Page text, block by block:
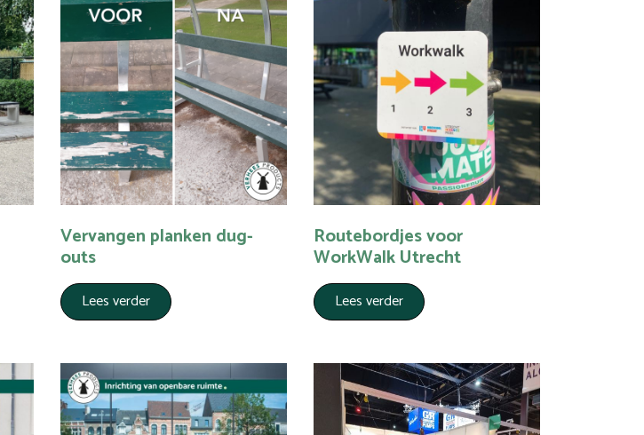
Vervangen planken dug-
outs
Lees verder
Routebordjes voor
WorkWalk Utrecht
Lees verder